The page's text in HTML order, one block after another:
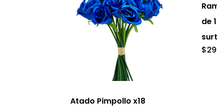
Atado Pimpollo x18
de
$